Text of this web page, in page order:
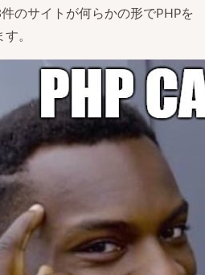
のサイトが何らかの形でPHPを
。